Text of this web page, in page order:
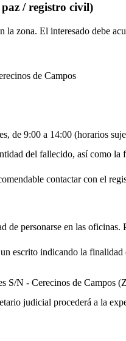
/ registro civil)
zona. El interesado debe
de Campos
de 9:00 a 14:00 (horarios
del fallecido, así como
contactar con el
de personarse en las
escrito indicando la
S/N - Cerecinos de Campos
judicial procederá a la